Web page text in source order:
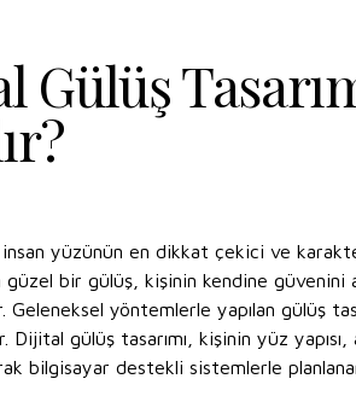
Gülüş
yüzünün en dikkat çekici ve
güzel bir gülüş, kişinin kendine güvenini
Geleneksel yöntemlerle yapılan gülüş
Dijital gülüş tasarımı, kişinin yüz
bilgisayar destekli sistemlerle